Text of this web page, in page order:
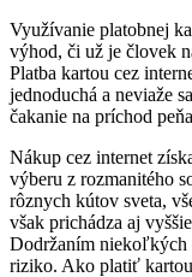
Využívanie platobnej
výhod, či už je človek
Platba kartou cez
jednoduchá a neviaže
čakanie na príchod
Nákup cez internet
výberu z rozmanitého
rôznych kútov sveta,
však prichádza aj
Dodržaním niekoľkých
riziko. Ako platiť